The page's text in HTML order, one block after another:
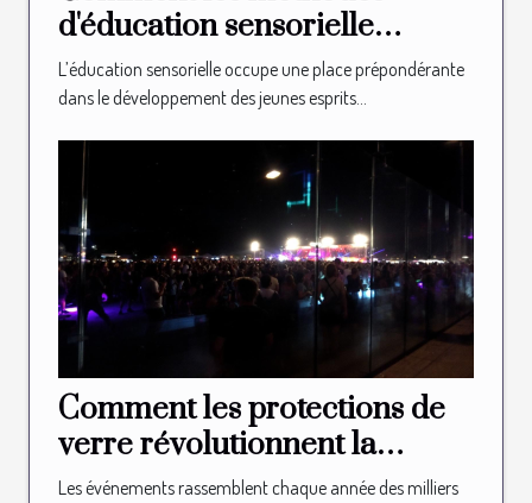
d'éducation sensorielle
façonnent-elles les jeunes
esprits ?
L’éducation sensorielle occupe une place prépondérante
dans le développement des jeunes esprits...
Comment les protections de
verre révolutionnent la
sécurité des événements ?
Les événements rassemblent chaque année des milliers